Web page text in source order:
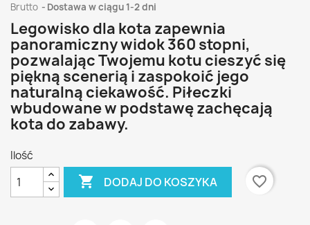
Brutto Dostawa w ciągu 1-2 dni
Legowisko dla kota zapewnia
panoramiczny widok 360 stopni,
pozwalając Twojemu kotu cieszyć się
piękną scenerią i zaspokoić jego
naturalną ciekawość. Piłeczki
wbudowane w podstawę zachęcają
kota do zabawy.
Ilość
 DODAJ DO KOSZYKA favorite_border